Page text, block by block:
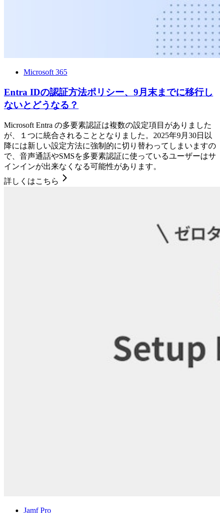
Microsoft 365
Entra IDの認証方法ポリシー、9月末までに移行し
ないとどうなる？
Microsoft Entra の多要素認証は複数の設定項目がありました
が、１つに統合されることとなりました。2025年9月30日以
降には新しい設定方法に強制的に切り替わってしまいますの
で、音声通話やSMSを多要素認証に使っているユーザーはサ
インインが出来なくなる可能性があります。
詳しくはこちら
Jamf Pro